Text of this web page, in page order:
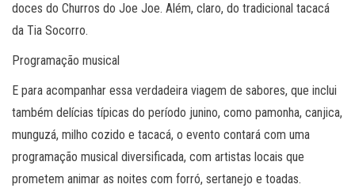
doces do Churros do Joe Joe. Além, claro, do tradicional tacacá
da Tia Socorro.
Programação musical
E para acompanhar essa verdadeira viagem de sabores, que inclui
também delícias típicas do período junino, como pamonha, canjica,
munguzá, milho cozido e tacacá, o evento contará com uma
programação musical diversificada, com artistas locais que
prometem animar as noites com forró, sertanejo e toadas.